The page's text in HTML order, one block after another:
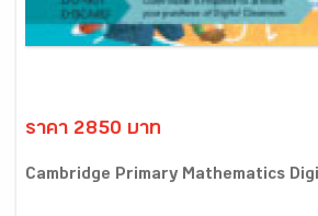
ราคา 2850 บาท
Cambridge Primary Mathematics